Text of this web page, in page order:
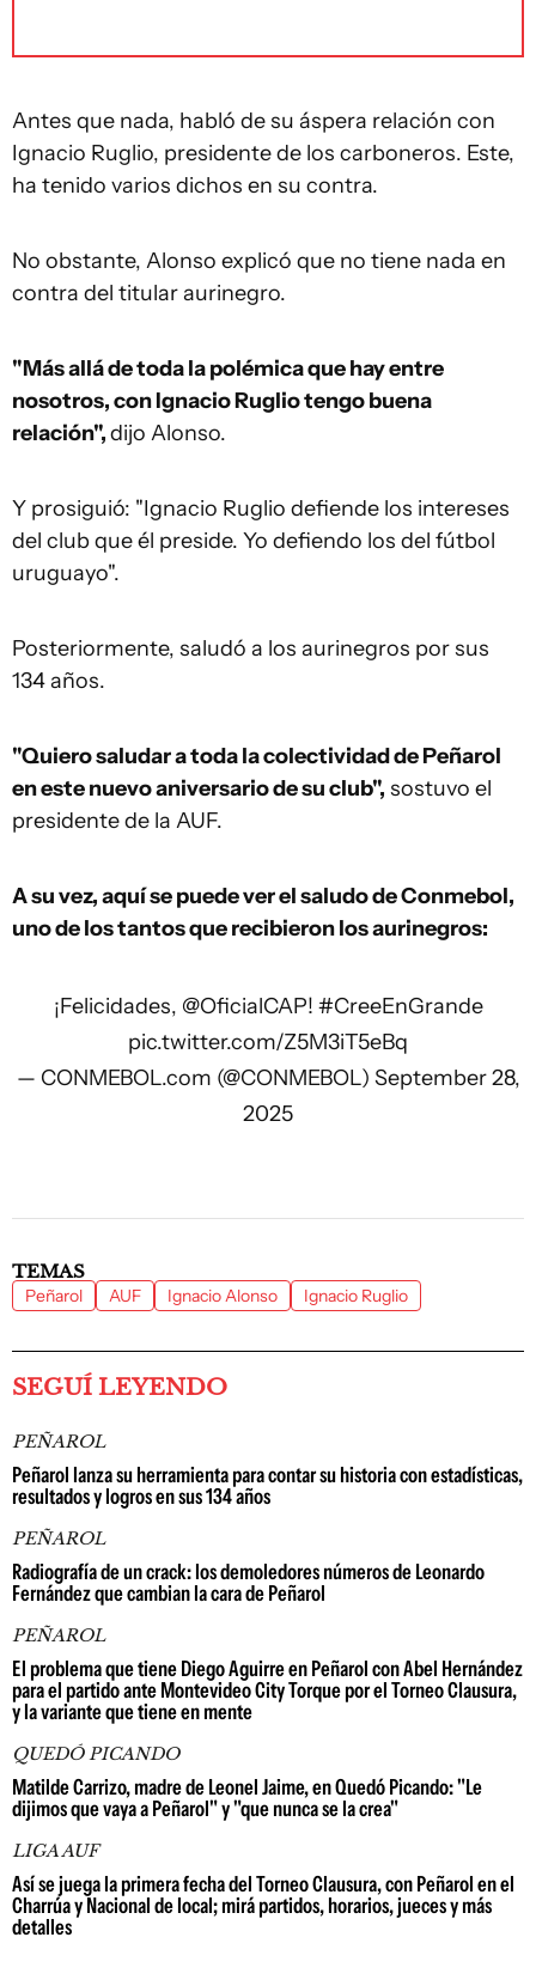
Antes que nada, habló de su áspera relación con
Ignacio Ruglio, presidente de los carboneros. Este,
ha tenido varios dichos en su contra.
No obstante, Alonso explicó que no tiene nada en
contra del titular aurinegro.
"Más allá de toda la polémica que hay entre
nosotros, con Ignacio Ruglio tengo buena
relación",dijo Alonso.
Y prosiguió: "Ignacio Ruglio defiende los intereses
del club que él preside. Yo defiendo los del fútbol
uruguayo".
Posteriormente, saludó a los aurinegros por sus
134 años.
"Quiero saludar a toda la colectividad de Peñarol
en este nuevo aniversario de su club", sostuvo el
presidente de la AUF.
A su vez, aquí se puede ver el saludo de Conmebol,
uno de los tantos que recibieron los aurinegros:
¡Felicidades, @OficialCAP! #CreeEnGrande
pic.twitter.com/Z5M3iT5eBq
— CONMEBOL.com (@CONMEBOL) September 28,
2025
TEMAS
Peñarol AUF Ignacio Alonso Ignacio Ruglio
SEGUÍ LEYENDO
PEÑAROL
Peñarol lanza su herramienta para contar su historia con estadísticas,
resultados y logros en sus 134 años
PEÑAROL
Radiografía de un crack: los demoledores números de Leonardo
Fernández que cambian la cara de Peñarol
PEÑAROL
El problema que tiene Diego Aguirre en Peñarol con Abel Hernández
para el partido ante Montevideo City Torque por el Torneo Clausura,
y la variante que tiene en mente
QUEDÓ PICANDO
Matilde Carrizo, madre de Leonel Jaime, en Quedó Picando: "Le
dijimos que vaya a Peñarol" y "que nunca se la crea"
LIGA AUF
Así se juega la primera fecha del Torneo Clausura, con Peñarol en el
Charrúa y Nacional de local; mirá partidos, horarios, jueces y más
detalles